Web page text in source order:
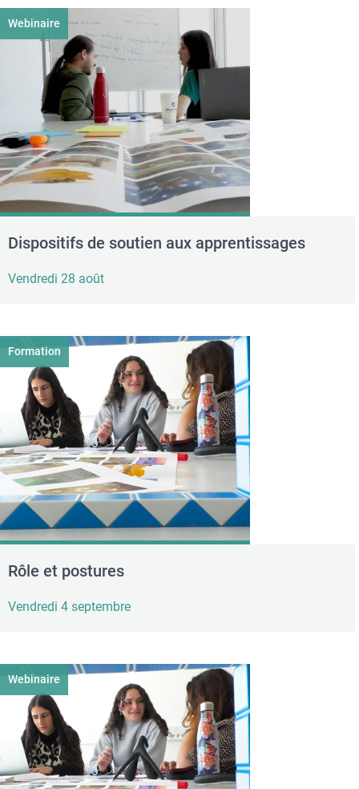
Webinaire
Dispositifs de soutien aux apprentissages
Vendredi 28 août
Formation
Rôle et postures
Vendredi 4 septembre
Webinaire